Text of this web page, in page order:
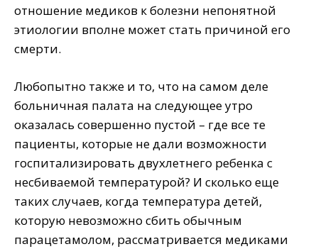
отношение медиков к болезни непонятной
этиологии вполне может стать причиной его
смерти.
Любопытно также и то, что на самом деле
больничная палата на следующее утро
оказалась совершенно пустой – где все те
пациенты, которые не дали возможности
госпитализировать двухлетнего ребенка с
несбиваемой температурой? И сколько еще
таких случаев, когда температура детей,
которую невозможно сбить обычным
парацетамолом, рассматривается медиками